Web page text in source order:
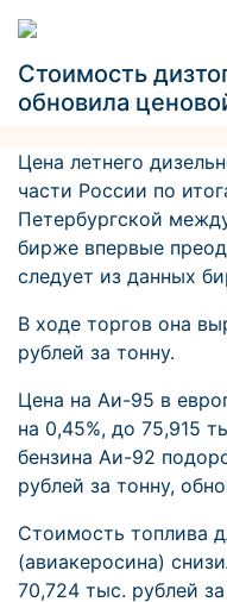
Стоимость
обновила
Цена летнего
части России по
Петербургской
бирже впервые
следует из данных
В ходе торгов она
рублей за тонну.
Цена на Аи-95 в
на 0,45%, до 75,915
бензина Аи-92
рублей за тонну,
Стоимость топлива
(авиакеросина)
70,724 тыс. рублей